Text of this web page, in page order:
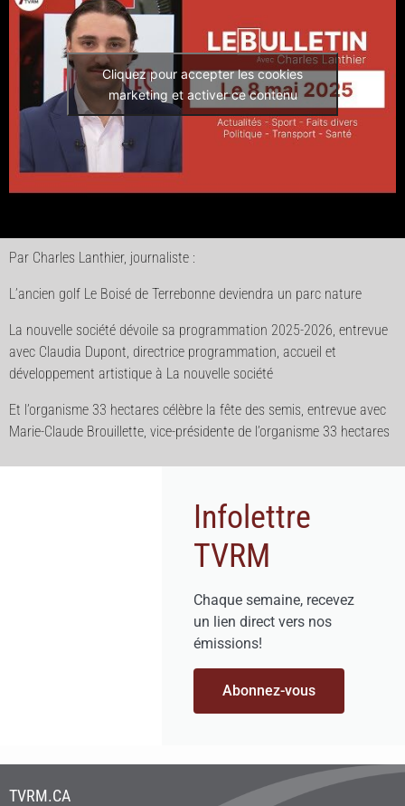
Cliquez pour accepter les cookies
marketing et activer ce contenu
Par Charles Lanthier, journaliste :
L’ancien golf Le Boisé de Terrebonne deviendra un parc nature
La nouvelle société dévoile sa programmation 2025-2026, entrevue
avec Claudia Dupont, directrice programmation, accueil et
développement artistique à La nouvelle société
Et l’organisme 33 hectares célèbre la fête des semis, entrevue avec
Marie-Claude Brouillette, vice-présidente de l’organisme 33 hectares
Infolettre
TVRM
Chaque semaine, recevez
un lien direct vers nos
émissions!
Abonnez-vous
TVRM.CA